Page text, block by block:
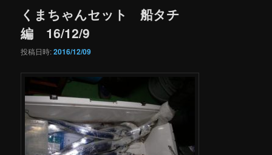
くまちゃんセット 船タチ
編 16/12/9
投稿日時:2016/12/09